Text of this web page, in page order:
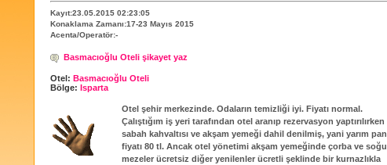
Kayıt:23.05.2015 02:23:05
Konaklama Zamanı:17-23 Mayıs 2015
Acenta/Operatör:-
Basmacıoğlu Oteli şikayet yaz
Otel: Basmacıoğlu Oteli
Bölge: Isparta
Otel şehir merkezinde. Odaların temizliği iyi. Fiyatı normal.
Çalıştığım iş yeri tarafından otel aranıp rezervasyon
sabah kahvaltısı ve akşam yemeği dahil denilmiş, yani yarım
fiyatı 80 tl. Ancak otel yönetimi akşam yemeğinde çorba ve
mezeler ücretsiz diğer yenilenler ücretli şeklinde bir kurnazlıkla